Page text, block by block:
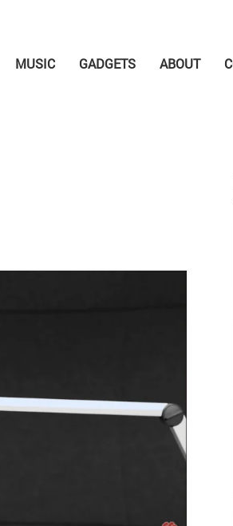
MUSIC GADGETS ABOUT